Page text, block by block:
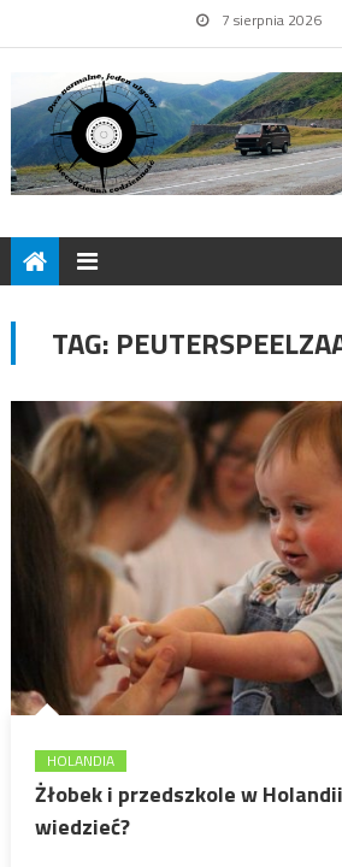
7 sierpnia 2026
TAG:
HOLANDIA
Żłobek i przedszkole w
wiedzieć?